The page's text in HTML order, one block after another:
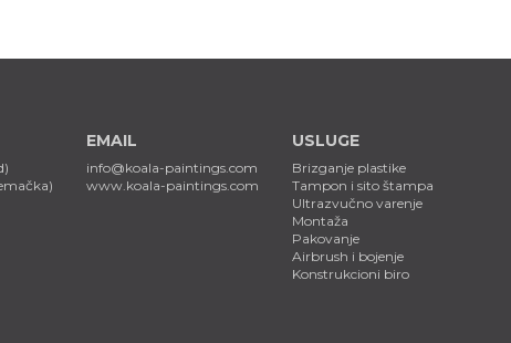
EMAIL
info@koala-paintings.com
www.koala-paintings.com
USLUGE
Brizganje plastike
Tampon i sito štampa
Ultrazvučno varenje
Montaža
Pakovanje
Airbrush i bojenje
Konstrukcioni biro